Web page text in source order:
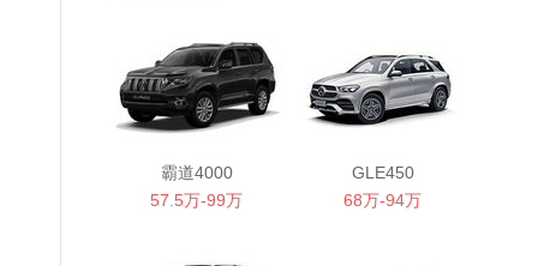
霸道4000
57.5万-99万
GLE450
68万-94万